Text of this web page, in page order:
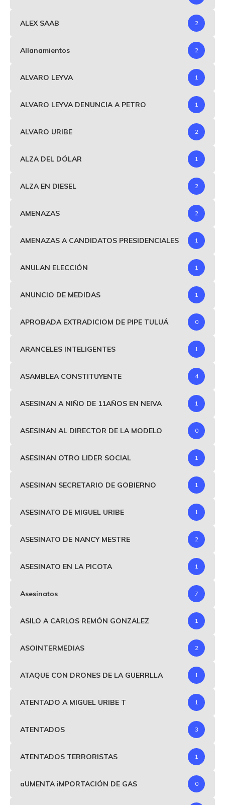
ALEX SAAB 2
Allanamientos 2
ALVARO LEYVA 1
ALVARO LEYVA DENUNCIA A PETRO 1
ALVARO URIBE 2
ALZA DEL DÓLAR 1
ALZA EN DIESEL 2
AMENAZAS 2
AMENAZAS A CANDIDATOS PRESIDENCIALES 1
ANULAN ELECCIÓN 1
ANUNCIO DE MEDIDAS 1
APROBADA EXTRADICIOM DE PIPE TULUÁ 0
ARANCELES INTELIGENTES 1
ASAMBLEA CONSTITUYENTE 4
ASESINAN A NIÑO DE 11AÑOS EN NEIVA 1
ASESINAN AL DIRECTOR DE LA MODELO 0
ASESINAN OTRO LIDER SOCIAL 1
ASESINAN SECRETARIO DE GOBIERNO 1
ASESINATO DE MIGUEL URIBE 1
ASESINATO DE NANCY MESTRE 2
ASESINATO EN LA PICOTA 1
Asesinatos 7
ASILO A CARLOS REMÓN GONZALEZ 1
ASOINTERMEDIAS 2
ATAQUE CON DRONES DE LA GUERRLLA 1
ATENTADO A MIGUEL URIBE T 1
ATENTADOS 3
ATENTADOS TERRORISTAS 1
aUMENTA iMPORTACIÓN DE GAS 0